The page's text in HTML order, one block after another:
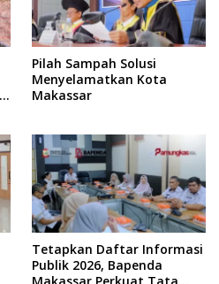
Pilah Sampah Solusi
Menyelamatkan Kota
Makassar
Tetapkan Daftar Informasi
Publik 2026, Bapenda
Makassar Perkuat Tata